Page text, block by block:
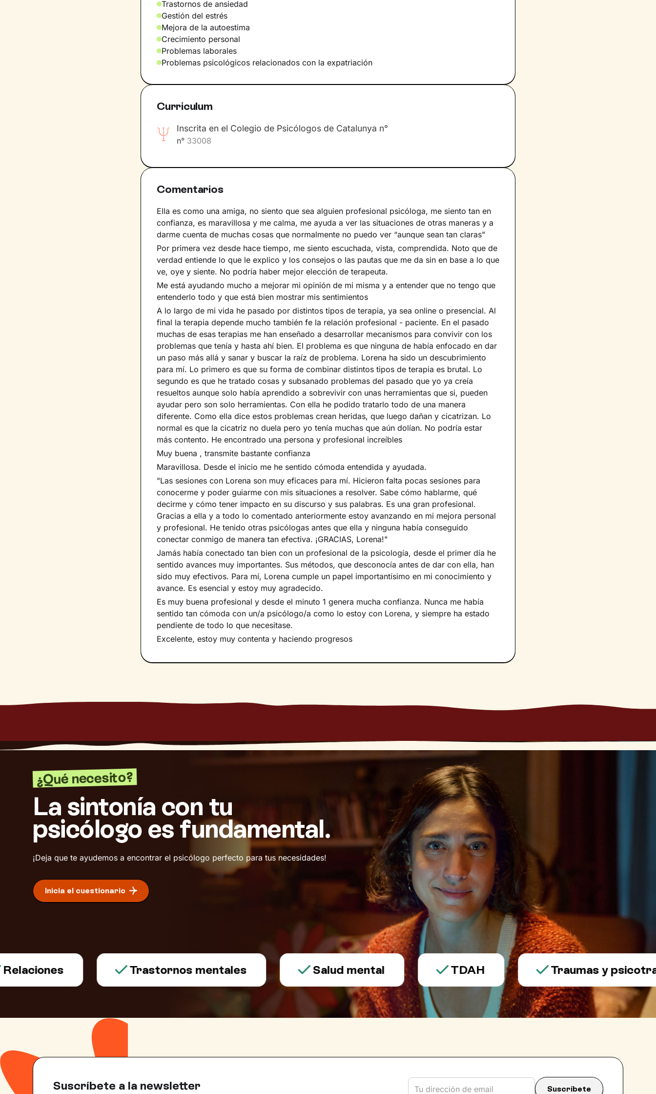
Trastornos de ansiedad
Gestión del estrés
Mejora de la autoestima
Crecimiento personal
Problemas laborales
Problemas psicológicos relacionados con la expatriación
Curriculum
Inscrita en el Colegio de Psicólogos de Catalunya n°
n° 33008
Comentarios
Ella es como una amiga, no siento que sea alguien profesional psicóloga, me siento tan en
confianza, es maravillosa y me calma, me ayuda a ver las situaciones de otras maneras y a
darme cuenta de muchas cosas que normalmente no puedo ver “aunque sean tan claras"
Por primera vez desde hace tiempo, me siento escuchada, vista, comprendida. Noto que de
verdad entiende lo que le explico y los consejos o las pautas que me da sin en base a lo que
ve, oye y siente. No podría haber mejor elección de terapeuta.
Me está ayudando mucho a mejorar mi opinión de mi misma y a entender que no tengo que
entenderlo todo y que está bien mostrar mis sentimientos
A lo largo de mi vida he pasado por distintos tipos de terapia, ya sea online o presencial. Al
final la terapia depende mucho también fe la relación profesional - paciente. En el pasado
muchas de esas terapias me han enseñado a desarrollar mecanismos para convivir con los
problemas que tenía y hasta ahí bien. El problema es que ninguna de había enfocado en dar
un paso más allá y sanar y buscar la raíz de problema. Lorena ha sido un descubrimiento
para mí. Lo primero es que su forma de combinar distintos tipos de terapia es brutal. Lo
segundo es que he tratado cosas y subsanado problemas del pasado que yo ya creía
resueltos aunque solo había aprendido a sobrevivir con unas herramientas que si, pueden
ayudar pero son solo herramientas. Con ella he podido tratarlo todo de una manera
diferente. Como ella dice estos problemas crean heridas, que luego dañan y cicatrizan. Lo
normal es que la cicatriz no duela pero yo tenía muchas que aún dolían. No podría estar
más contento. He encontrado una persona y profesional increíbles
Muy buena , transmite bastante confianza
Maravillosa. Desde el inicio me he sentido cómoda entendida y ayudada.
"Las sesiones con Lorena son muy eficaces para mí. Hicieron falta pocas sesiones para
conocerme y poder guiarme con mis situaciones a resolver. Sabe cómo hablarme, qué
decirme y cómo tener impacto en su discurso y sus palabras. Es una gran profesional.
Gracias a ella y a todo lo comentado anteriormente estoy avanzando en mi mejora personal
y profesional. He tenido otras psicólogas antes que ella y ninguna había conseguido
conectar conmigo de manera tan efectiva. ¡GRACIAS, Lorena!"
Jamás había conectado tan bien con un profesional de la psicología, desde el primer día he
sentido avances muy importantes. Sus métodos, que desconocía antes de dar con ella, han
sido muy efectivos. Para mí, Lorena cumple un papel importantísimo en mi conocimiento y
avance. Es esencial y estoy muy agradecido.
Es muy buena profesional y desde el minuto 1 genera mucha confianza. Nunca me había
sentido tan cómoda con un/a psicólogo/a como lo estoy con Lorena, y siempre ha estado
pendiente de todo lo que necesitase.
Excelente, estoy muy contenta y haciendo progresos
¿Qué necesito?
La sintonía con tu
psicólogo es fundamental.
¡Deja que te ayudemos a encontrar el psicólogo perfecto para tus necesidades!
Inicia el cuestionario
Trastornos mentales Salud mental TDAH Traumas y
Suscríbete a la newsletter